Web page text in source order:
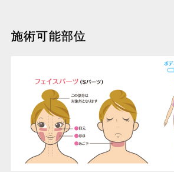
施術可能部位